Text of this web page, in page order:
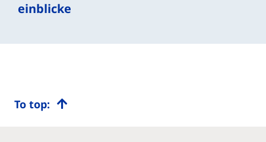
einblicke
To top: